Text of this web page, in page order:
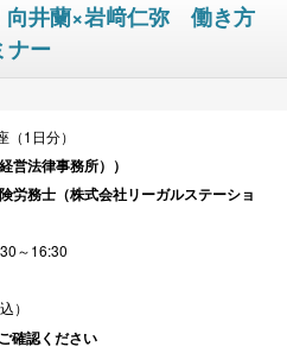
向井蘭×岩﨑仁弥 働き方
ナー
1日分）
営法律事務所） ）
労務士（株式会社リーガルステーショ
～16:30
）
確認ください